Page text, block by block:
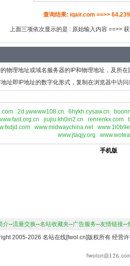
查询结果: iqair.com ==>>
上面三项依次显示的是 : 原始输入内容 ==>>
物理地址或域名服务器的IP和物理地址，及所
址即IP地址的数字化形式，复制在浏览器中访问
2d.ywwww108.cn 6hykh.cysaw.cn
jiujiu.kh0in2.cn renrenkx.com
www.midwaychina.net
www.jtaqjy.org
手机版
介--流量交换--名站收藏夹--广告服务--友情链接--
2005-2026 名站在线[fwol.cn]版权所有 经营许